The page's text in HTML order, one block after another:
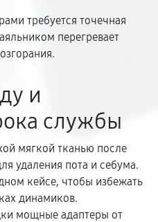
требуется точечная
перегревает
и
службы
мягкой тканью после
удаления пота и себума.
кейсе, чтобы избежать
динамиков.
мощные адаптеры от